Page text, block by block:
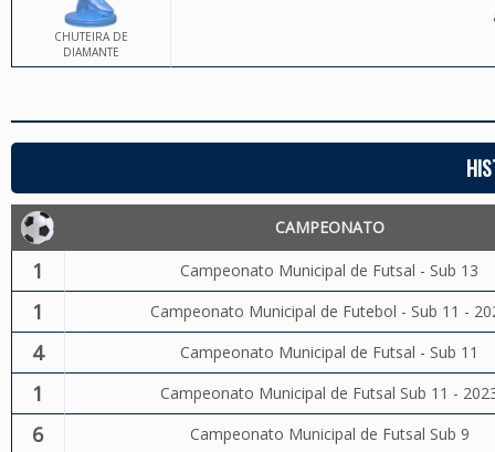
CHUTEIRA DE
DIAMANTE
CAMPEONATO
1 Campeonato Municipal de Futsal - Sub 13
1 Campeonato Municipal de Futebol - Sub 11 -
4 Campeonato Municipal de Futsal - Sub 11
1 Campeonato Municipal de Futsal Sub 11 -
6 Campeonato Municipal de Futsal Sub 9